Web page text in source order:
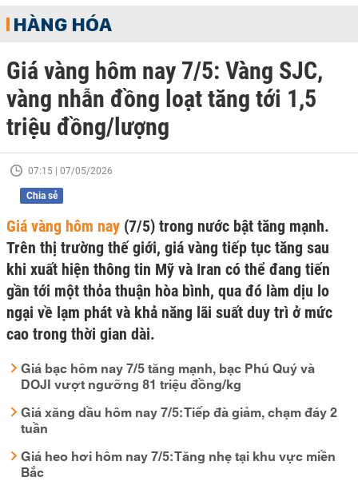
HÀNG HÓA
Giá vàng hôm nay 7/5: Vàng SJC,
vàng nhẫn đồng loạt tăng tới 1,5
triệu đồng/lượng
07:15 | 07/05/2026
Chia sẻ
Giá vàng hôm nay (7/5) trong nước bật tăng mạnh.
Trên thị trường thế giới, giá vàng tiếp tục tăng sau
khi xuất hiện thông tin Mỹ và Iran có thể đang tiến
gần tới một thỏa thuận hòa bình, qua đó làm dịu lo
ngại về lạm phát và khả năng lãi suất duy trì ở mức
cao trong thời gian dài.
Giá bạc hôm nay 7/5 tăng mạnh, bạc Phú Quý và
DOJI vượt ngưỡng 81 triệu đồng/kg
Giá xăng dầu hôm nay 7/5: Tiếp đà giảm, chạm đáy 2
tuần
Giá heo hơi hôm nay 7/5: Tăng nhẹ tại khu vực miền
Bắc